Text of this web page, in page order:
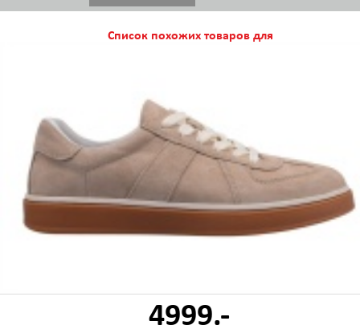
Список похожих товаров для
4999.-